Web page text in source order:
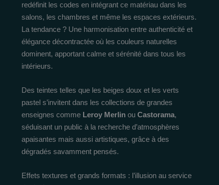
redéfinit les codes en intégrant ce matériau dans les
salons, les chambres et même les espaces extérieurs.
La tendance ? Une harmonisation entre authenticité et
élégance décontractée où les couleurs naturelles
dominent, apportant calme et sérénité dans tous les
intérieurs.
Des teintes telles que les beiges doux et les verts
pastel s’invitent dans les collections de grandes
enseignes comme Leroy Merlin ou Castorama,
séduisant un public à la recherche d’atmosphères
apaisantes mais aussi artistiques, grâce à des
dégradés savamment pensés.
Effets textures et grands formats : l’illusion au service